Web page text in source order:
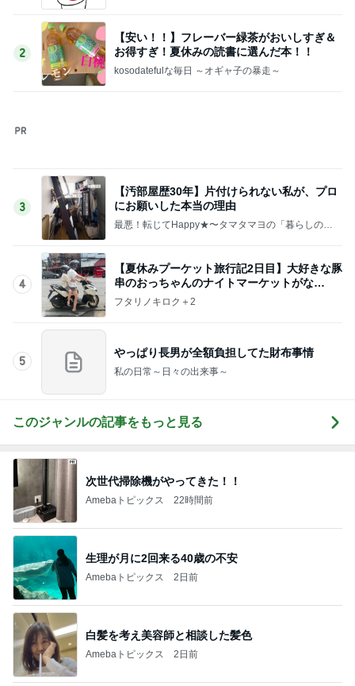
5
やっぱり長男が全額負担してた財布事情
次世代掃除機がやってきた！！
Amebaトピックス 22時間前
生理が月に2回来る40歳の不安
Amebaトピックス 2日前
白髪を考え美容師と相談した髪色
Amebaトピックス 2日前
Amebaトピックス 2日前
気付けば心ゆくまで食べたお菓子
Amebaトピックス 2日前